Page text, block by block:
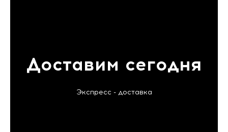
Доставим сегодня
Экспресс - доставка